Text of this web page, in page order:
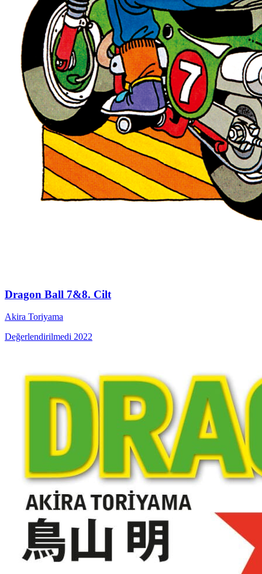
Dragon Ball 7&8. Cilt
Akira Toriyama
Değerlendirilmedi 2022